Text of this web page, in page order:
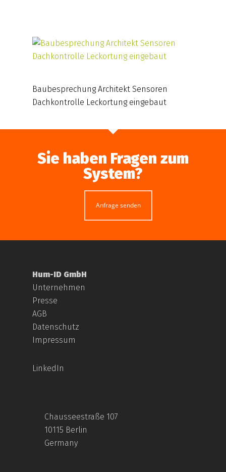
Baubesprechung Architekt Sensoren
Dachkontrolle Leckortung eingebaut
Sie haben Fragen zum
System?
Anfrage senden
Hum-ID GmbH
Unternehmen
Presse
AGB
Datenschutz
Impressum
LinkedIn
Chausseestraße 107
10115 Berlin
Germany